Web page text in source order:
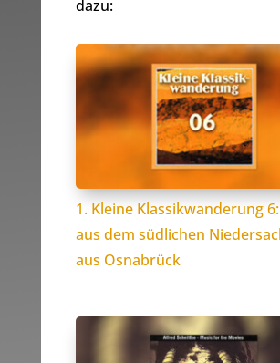
dazu:
1. Kleine Klassikwanderung
aus dem südlichen
aus Osnabrück